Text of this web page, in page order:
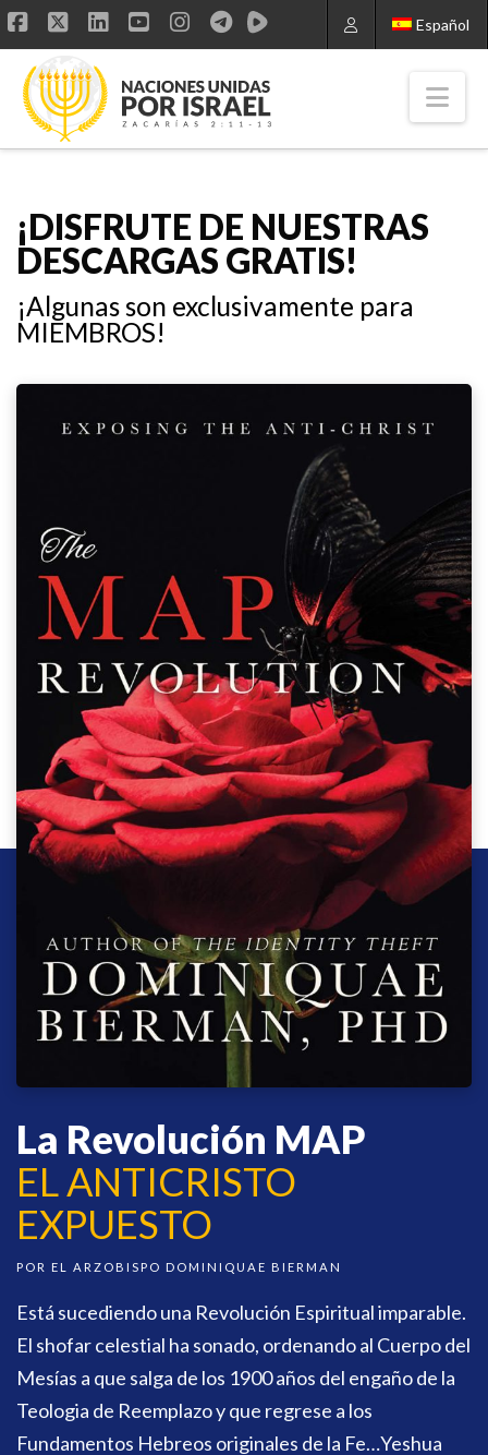
Español
Facebook
X LinkedIn
YouTube
Instagram
¡DISFRUTE DE NUESTRAS
DESCARGAS GRATIS!
¡Algunas son exclusivamente para
MIEMBROS!
La Revolución MAP
EL ANTICRISTO
EXPUESTO
POR EL ARZOBISPO DOMINIQUAE BIERMAN
Está sucediendo una Revolución Espiritual imparable.
El shofar celestial ha sonado, ordenando al Cuerpo del
Mesías a que salga de los 1900 años del engaño de la
Teologia de Reemplazo y que regrese a los
Fundamentos Hebreos originales de la Fe…Yeshua